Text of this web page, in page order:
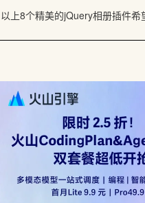
以上8个精美的jQuery相册插件希